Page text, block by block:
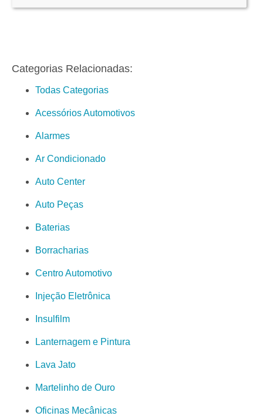
Categorias Relacionadas:
Todas Categorias
Acessórios Automotivos
Alarmes
Ar Condicionado
Auto Center
Auto Peças
Baterias
Borracharias
Centro Automotivo
Injeção Eletrônica
Insulfilm
Lanternagem e Pintura
Lava Jato
Martelinho de Ouro
Oficinas Mecânicas